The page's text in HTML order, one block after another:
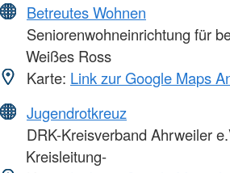
Betreutes Wohnen
Seniorenwohneinrichtung für
Weißes Ross
Karte: Link zur Google Maps
Jugendrotkreuz
DRK-Kreisverband Ahrweiler
Kreisleitung-